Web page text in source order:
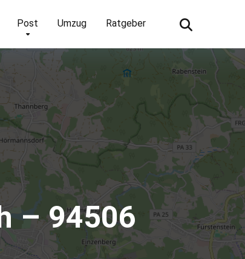
Post Umzug Ratgeber
– 94506